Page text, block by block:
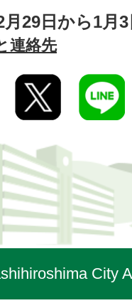
月29日から1月
連絡先
City